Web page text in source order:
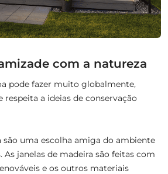
com a natureza
pode fazer muito globalmente,
respeita a ideias de conservação
são uma escolha amiga do ambiente
janelas de madeira são feitas com
e os outros materiais